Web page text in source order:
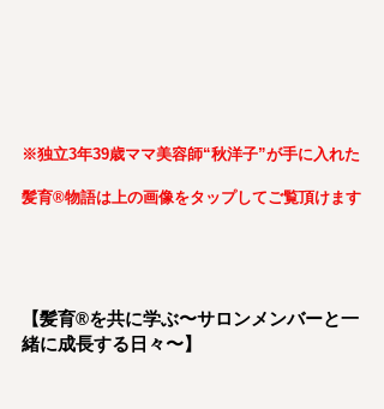
※独立3年39歳ママ美容師“秋洋子”が手に入れた
髪育®︎物語は上の画像をタップしてご覧頂けます
【髪育®︎を共に学ぶ〜サロンメンバーと一
緒に成長する日々〜】